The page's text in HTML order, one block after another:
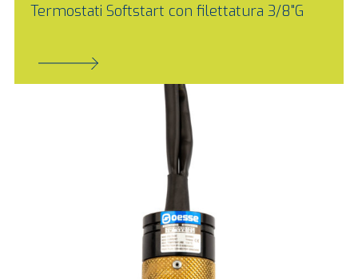
Termostati Softstart con filettatura 3/8"G